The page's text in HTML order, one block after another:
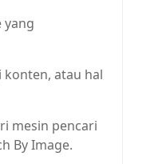
yang
atau hal
mesin pencari
By Image.